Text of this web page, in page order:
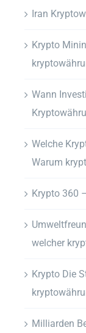
Iran
Krypto
Wann
Welche
Warum
Krypto 360
welcher
Krypto Die
Milliarden